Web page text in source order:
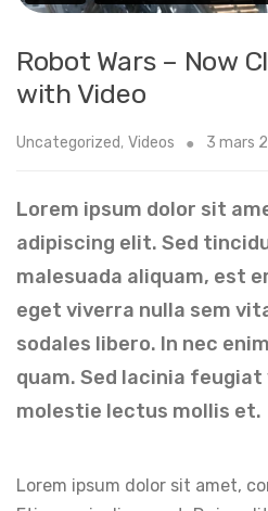
Robot Wars – Now
with Video
Uncategorized, Videos 3 mars
Lorem ipsum dolor sit
adipiscing elit. Sed
malesuada aliquam, est
eget viverra nulla sem
sodales libero. In nec
quam. Sed lacinia
molestie lectus mollis et.
Lorem ipsum dolor sit amet,